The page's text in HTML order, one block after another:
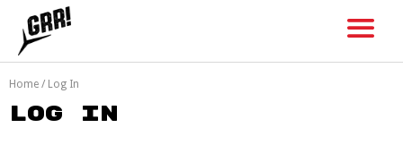
content
Home / Log In
Log In